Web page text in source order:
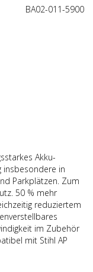
BA02-011-5900
Akku-
insbesondere in
Parkplätzen. Zum
50 % mehr
reduziertem
im Zubehör
mit Stihl AP